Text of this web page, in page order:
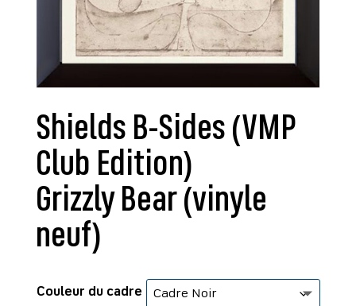
Shields B-Sides (VMP
Club Edition)
Grizzly Bear (vinyle
neuf)
Couleur du cadre